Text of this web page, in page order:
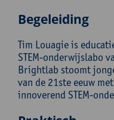
Begeleiding
Tim Louagie is
STEM-onderwijslabo
Brightlab stoomt
van de 21ste eeuw
innoverend STEM-